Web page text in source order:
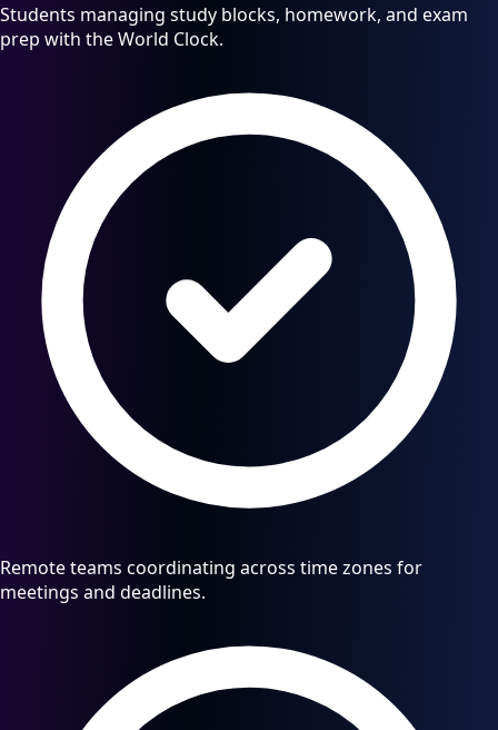
Students managing study blocks, homework, and exam
prep with the World Clock.
Remote teams coordinating across time zones for
meetings and deadlines.